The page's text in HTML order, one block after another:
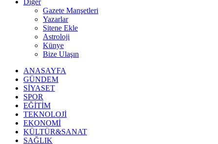
Diğer
Gazete Manşetleri
Yazarlar
Sitene Ekle
Astroloji
Künye
Bize Ulaşın
ANASAYFA
GÜNDEM
SİYASET
SPOR
EĞİTİM
TEKNOLOJİ
EKONOMİ
KÜLTÜR&SANAT
SAĞLIK